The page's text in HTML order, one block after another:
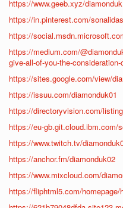
https://www.geeb.xyz/diamonduk
https://in.pinterest.com/
https://
https://medium.com/
give-all-of-you-the-
https://sites.google.com/view/
https://issuu.com/diamonduk01
https://directoryvision.com/
https://eu-gb.git.cloud.ibm.com/
https://www.twitch.tv/
https://anchor.fm/diamonduk02
https://www.mixcloud.com/
https://fliphtml5.com/homepage/